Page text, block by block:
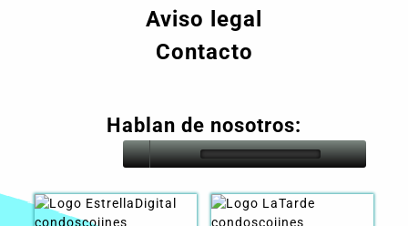
Aviso legal
Contacto
Hablan de nosotros: